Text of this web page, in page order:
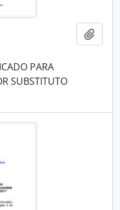
PARA
SUBSTITUTO